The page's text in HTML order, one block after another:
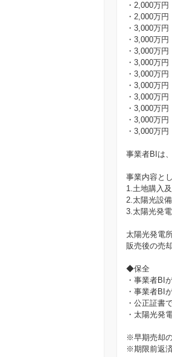
・2,000万
・2,000万
・3,000万
・3,000万
・3,000万
・3,000万
・3,000万
・3,000万
・3,000万
・3,000万
・3,000万
・3,000万
事業者BIは
事業内容と
1.土地購入
2.太陽光設
3.太陽光発
太陽光発電
販売後の売
◆保全
・事業者BI
・事業者BI
・公正証書
・太陽光発
※早期売却
※期限前返